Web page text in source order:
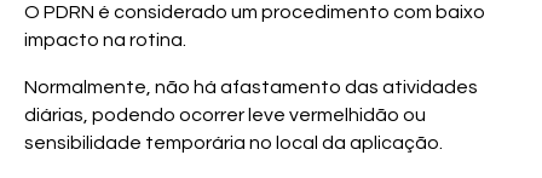
O PDRN é considerado um procedimento com baixo
impacto na rotina.
Normalmente, não há afastamento das atividades
diárias, podendo ocorrer leve vermelhidão ou
sensibilidade temporária no local da aplicação.